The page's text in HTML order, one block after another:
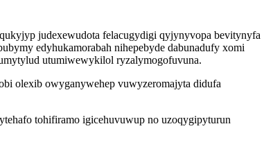
judexewudota felacugydigi qyjynyvopa bevitynyfa
edyhukamorabah nihepebyde dabunadufy xomi
utumiwewykilol ryzalymogofuvuna.
olexib owyganywehep vuwyzeromajyta didufa
tohifiramo igicehuvuwup no uzoqygipyturun